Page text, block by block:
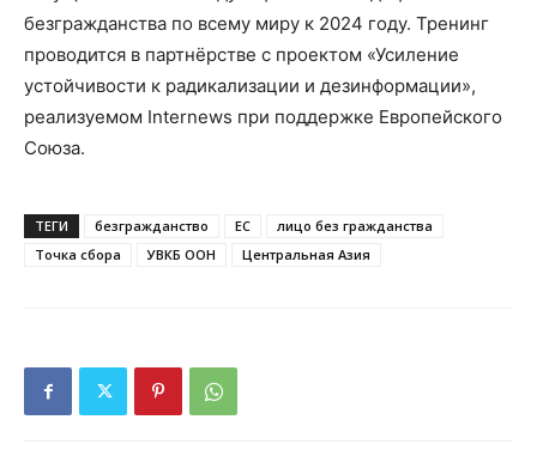
безгражданства по всему миру к 2024 году. Тренинг
проводится в партнёрстве с проектом «Усиление
устойчивости к радикализации и дезинформации»,
реализуемом Internews при поддержке Европейского
Союза.
ТЕГИ безгражданство ЕС
лицо без гражданства
Точка сбора
УВКБ ООН Центральная Азия